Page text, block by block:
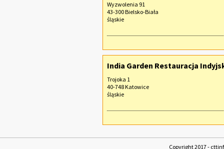
Wyzwolenia 91
43-300 Bielsko-Biała
śląskie
India Garden Restauracja
Trojoka 1
40-748 Katowice
śląskie
Copyright 2017 -